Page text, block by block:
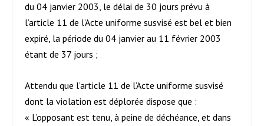
du 04 janvier 2003, le délai de 30 jours prévu à
l’article 11 de l’Acte uniforme susvisé est bel et bien
expiré, la période du 04 janvier au 11 février 2003
étant de 37 jours ;
Attendu que l’article 11 de l’Acte uniforme susvisé
dont la violation est déplorée dispose que :
« L’opposant est tenu, à peine de déchéance, et dans